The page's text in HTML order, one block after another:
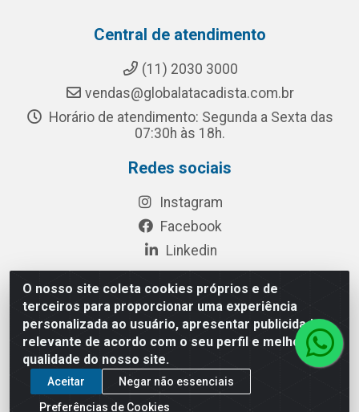
O nosso site coleta cookies próprios e de
terceiros para proporcionar uma experiência
personalizada ao usuário, apresentar publicidade
relevante de acordo com o seu perfil e melhorar a
qualidade do nosso site.
Aceitar
Negar não essenciais
Preferências de Cookies
Central de atendimento
(11) 2030 3000
vendas@globalatacadista.com.br
Horário de atendimento: Segunda a Sexta das
07:30h às 18h.
Redes sociais
Instagram
Facebook
Linkedin
Rua Chipuê, 117 - S. Miguel Paulista São Paulo/SP - CEP
08010-260- CNPJ: 03.010.739/0001-72